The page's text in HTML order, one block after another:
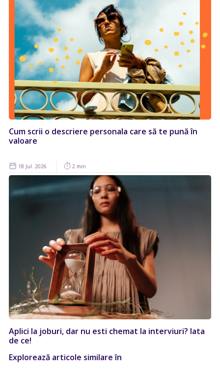
Cum scrii o descriere personala care să te pună în
valoare
18 Jul. 2026 2 min
Aplici la joburi, dar nu esti chemat la interviuri? Iata
de ce!
Explorează articole similare în